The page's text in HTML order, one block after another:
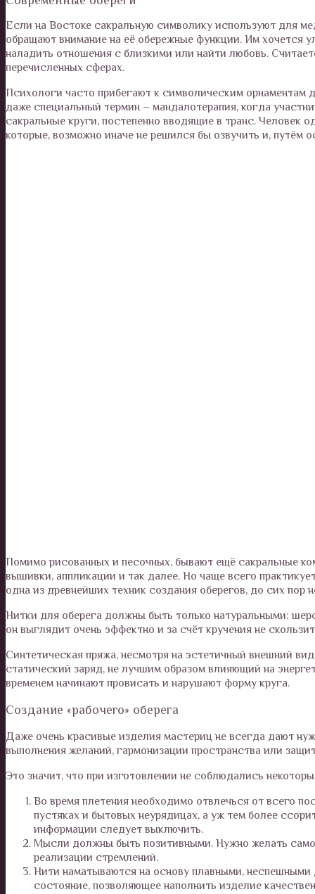
Если на Востоке сакральную символику используют для
обращают внимание на её обережные функции. Им хочется
наладить отношения с близкими или найти любовь.
перечисленных сферах.
Психологи часто прибегают к символическим орнаментам
даже специальный термин – мандалотерапия, когда
сакральные круги, постепенно вводящие в транс. Человек
которые, возможно иначе не решился бы озвучить и, путём
Помимо рисованных и песочных, бывают ещё сакральные
вышивки, аппликации и так далее. Но чаще всего
одна из древнейших техник создания оберегов, до сих пор
Нитки для оберега должны быть только натуральными:
он выглядит очень эффектно и за счёт кручения не
Синтетическая пряжа, несмотря на эстетичный внешний
статический заряд, не лучшим образом влияющий на
временем начинают провисать и нарушают форму круга.
Создание «рабочего» оберега
Даже очень красивые изделия мастериц не всегда дают
выполнения желаний, гармонизации пространства или
Это значит, что при изготовлении не соблюдались
Во время плетения необходимо отвлечься от всего
пустяках и бытовых неурядицах, а уж тем более
информации следует выключить.
Мысли должны быть позитивными. Нужно желать
реализации стремлений.
Нити наматываются на основу плавными,
состояние, позволяющее наполнить изделие